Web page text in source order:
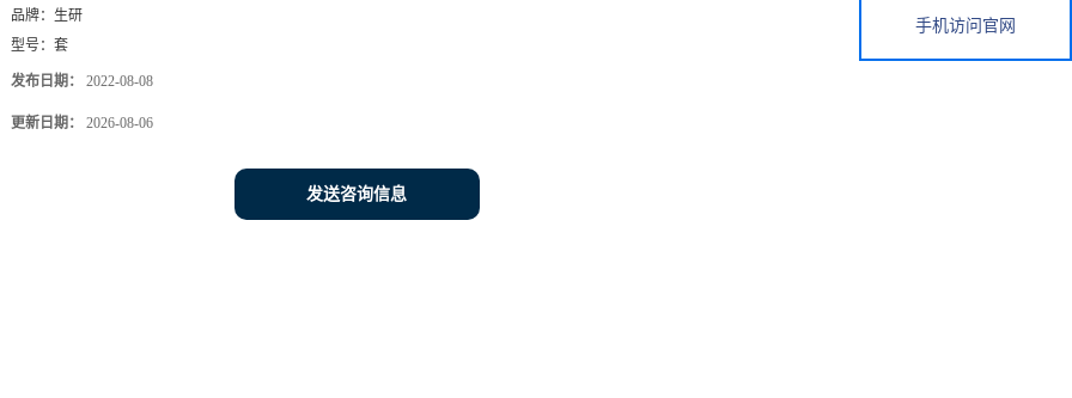
品牌： 生研
型号： 套
发布日期： 2022-08-08
更新日期： 2026-08-06
发送咨询信息
手机访问官网